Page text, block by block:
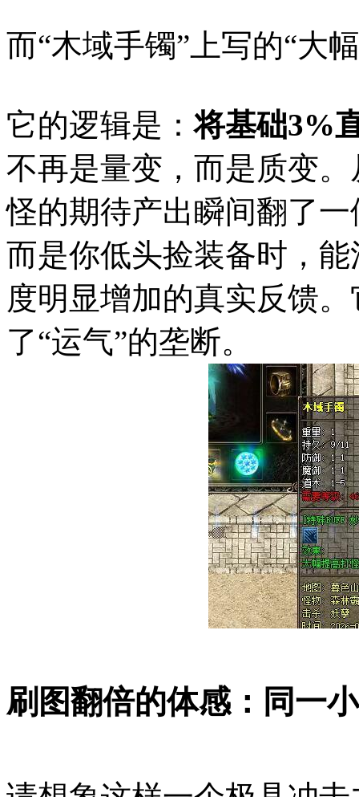
而“木域手镯”上写的“大
它的逻辑是：将基础3%
不再是量变，而是质变
怪的期待产出瞬间翻了
而是你低头捡装备时，
度明显增加的真实反馈
了“运气”的垄断。
刷图翻倍的体感：同一